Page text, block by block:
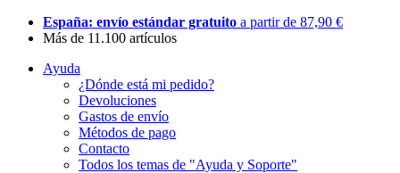
España: envío estándar gratuito a partir de 87,90 €
Más de 11.100 artículos
Ayuda
¿Dónde está mi pedido?
Devoluciones
Gastos de envío
Métodos de pago
Contacto
Todos los temas de "Ayuda y Soporte"